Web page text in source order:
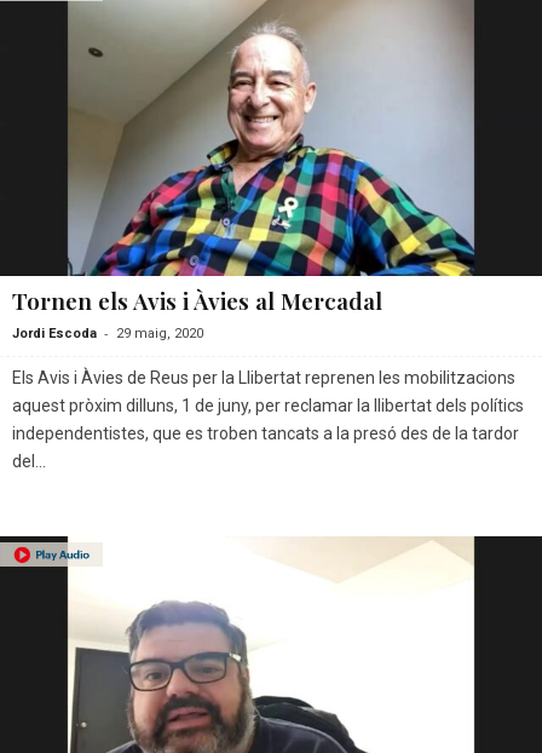
Tornen els Avis i Àvies al Mercadal
Jordi Escoda - 29 maig, 2020
Els Avis i Àvies de Reus per la Llibertat reprenen les mobilitzacions
aquest pròxim dilluns, 1 de juny, per reclamar la llibertat dels polítics
independentistes, que es troben tancats a la presó des de la tardor
del...